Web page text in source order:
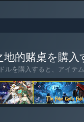
地的赌桌を購入
ルを購入すると、アイテ